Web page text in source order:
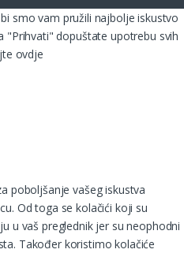
smo vam pružili najbolje iskustvo
"Prihvati" dopuštate upotrebu svih
ovdje
poboljšanje vašeg iskustva
Od toga se kolačići koji su
u vaš preglednik jer su neophodni
Također koristimo kolačiće